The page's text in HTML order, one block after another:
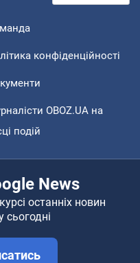
конфіденційності
OBOZ.UA на
подій
News
останніх новин
сьогодні